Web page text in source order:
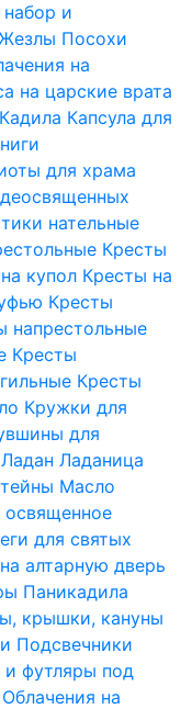
и
Посохи
на
на царские врата
Кадила Капсула для
для храма
нательные
Кресты
купол Кресты на
Кресты
напрестольные
Кресты
Кресты
Кружки для
для
Ладан Ладаница
Масло
для святых
алтарную дверь
Паникадила
крышки, кануны
Подсвечники
и футляры под
на